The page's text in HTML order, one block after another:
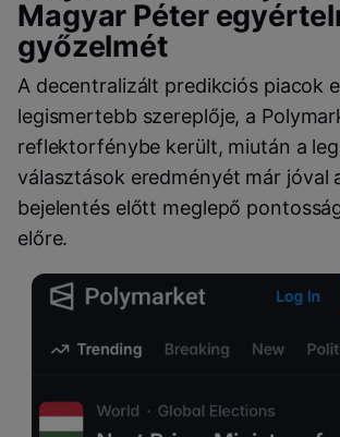
Magyar Péter
győzelmét
A decentralizált predikciós piacok
legismertebb szereplője, a
reflektorfénybe került, miután a
választások eredményét már jóval
bejelentés előtt meglepő
előre.